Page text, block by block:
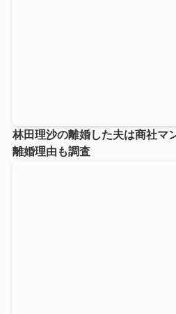
林田理沙の離婚した夫は商社マ
離婚理由も調査